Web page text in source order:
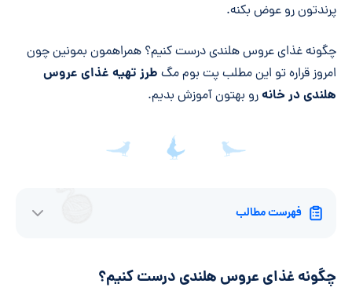
پرندتون رو عوض بکنه.
چگونه غذای عروس هلندی درست کنیم؟ همراهمون بمونین چون
امروز قراره تو این مطلب پت بوم مگ طرز تهیه غذای عروس
هلندی در خانهرو بهتون آموزش بدیم.
فهرست مطالب
چگونه غذای عروس هلندی درست کنیم؟